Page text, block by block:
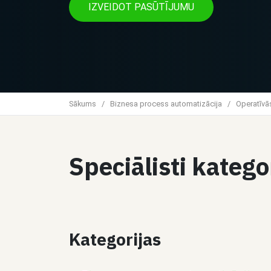
IZVEIDOT PASŪTĪJUMU
Sākums / Biznesa process automatizācija /
Speciālisti
Kategorijas